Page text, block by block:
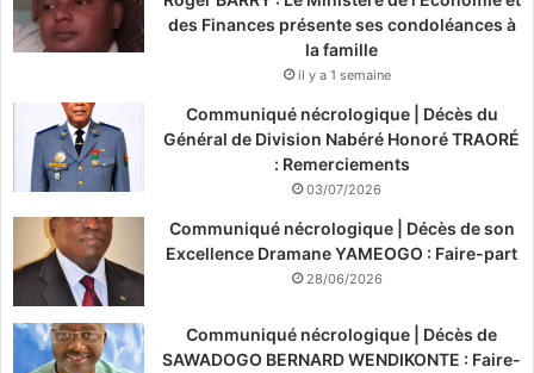
des Finances présente ses condoléances à
la famille
il y a 1 semaine
Communiqué nécrologique | Décès du
Général de Division Nabéré Honoré TRAORÉ
: Remerciements
03/07/2026
Communiqué nécrologique | Décès de son
Excellence Dramane YAMEOGO : Faire-part
28/06/2026
Communiqué nécrologique | Décès de
SAWADOGO BERNARD WENDIKONTE : Faire-